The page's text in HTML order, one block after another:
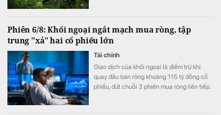
Phiên 6/8: Khối ngoại ngắt mạch mua ròng, tập
trung "xả" hai cổ phiếu lớn
Tài chính
Giao dịch của khối ngoại là điểm trừ khi
quay đầu bán ròng khoảng 115 tỷ đồng cổ
phiếu, đứt chuỗi 3 phiên mua ròng liên tiếp.